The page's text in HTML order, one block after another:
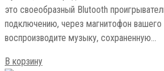
это своеобразный Blutooth
подключению, через магнитофон вашего
воспроизводите музыку, сохраненную…
В корзину